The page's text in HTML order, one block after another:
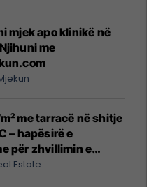
mjek apo klinikë në
me
me tarracë në shitje
– hapësirë e
për zhvillimin e
Estate